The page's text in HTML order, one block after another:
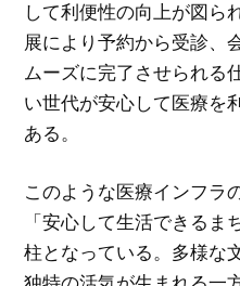
して利便性の向上が図ら
展により予約から受診、
ムーズに完了させられる
い世代が安心して医療を
ある。
このような医療インフラ
「安心して生活できる
柱となっている。多様な